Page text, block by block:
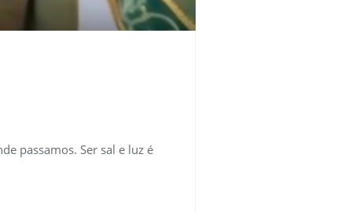
passamos. Ser sal e luz é